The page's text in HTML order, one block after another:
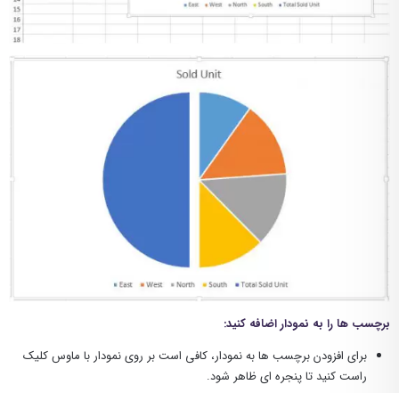
برچسب ها را به نمودار اضافه کنید:
برای افزودن برچسب ها به نمودار، کافی است بر روی نمودار با ماوس کلیک
راست کنید تا پنجره ای ظاهر شود.